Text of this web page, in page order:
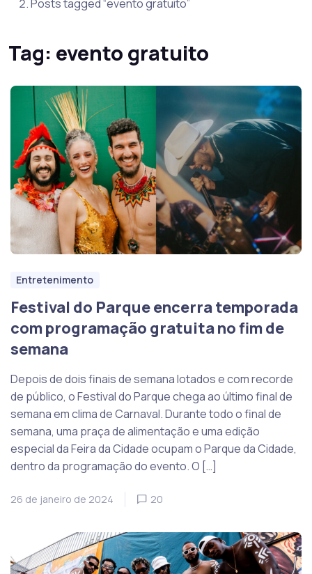
Posts tagged “evento gratuito”
Tag: evento gratuito
Entretenimento
Festival do Parque encerra temporada
com programação gratuita no fim de
semana
Depois de dois finais de semana lotados e com recorde
de público, o Festival do Parque chega ao último final de
semana em clima de Carnaval. Durante todo o final de
semana, uma praça de alimentação e uma edição
especial da Feira da Cidade ocupam o Parque da Cidade,
dentro da programação do evento. O […]
26 de janeiro de 2024 20